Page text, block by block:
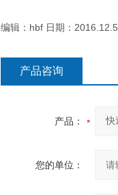
编辑：hbf 日期：2016.12.5
产品咨询
产品：
您的单位：